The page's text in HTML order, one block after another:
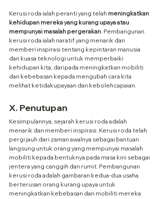
Kerusi roda ialah peranti yang telah meningkatkan
kehidupan mereka yang kurang upaya atau
mempunyai masalah pergerakan. Pembangunan
kerusi roda ialah naratif yang menarik dan
memberi inspirasi tentang kepintaran manusia
dan kuasa teknologi untuk memperbaiki
kehidupan kita, daripada meningkatkan mobiliti
dan kebebasan kepada mengubah cara kita
melihat ketidakupayaan dan kebolehcapaian.
X. Penutupan
Kesimpulannya, sejarah kerusi roda adalah
menarik dan memberi inspirasi. Kerusi roda telah
pergi jauh dari zaman awalnya sebagai bantuan
langsung untuk orang yang mempunyai masalah
mobiliti kepada bentuknya pada masa kini sebagai
jentera yang canggih dan rumit. Pembangunan
kerusi roda adalah gambaran kedua-dua usaha
berterusan orang kurang upaya untuk
meningkatkan kebebasan dan mobiliti mereka